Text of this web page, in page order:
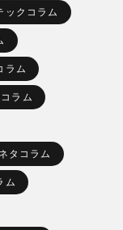
ックコラム
ラム
ラム
タコラム
ム